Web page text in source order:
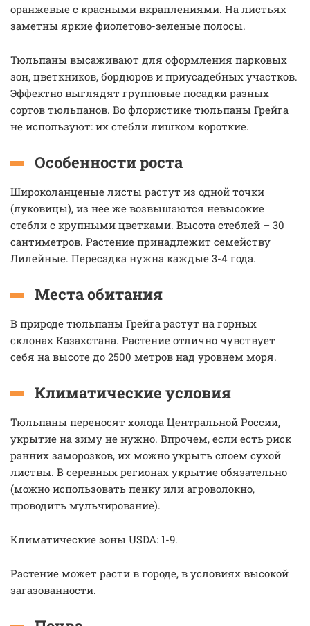
оранжевые с красными вкраплениями. На листьях
заметны яркие фиолетово-зеленые полосы.
Тюльпаны высаживают для оформления парковых
зон, цветкников, бордюров и приусадебных участков.
Эффектно выглядят групповые посадки разных
сортов тюльпанов. Во флористике тюльпаны Грейга
не используют: их стебли лишком короткие.
Особенности роста
Широколанценые листы растут из одной точки
(луковицы), из нее же возвышаются невысокие
стебли с крупными цветками. Высота стеблей – 30
сантиметров. Растение принадлежит семейству
Лилейные. Пересадка нужна каждые 3-4 года.
Места обитания
В природе тюльпаны Грейга растут на горных
склонах Казахстана. Растение отлично чувствует
себя на высоте до 2500 метров над уровнем моря.
Климатические условия
Тюльпаны переносят холода Центральной России,
укрытие на зиму не нужно. Впрочем, если есть риск
ранних заморозков, их можно укрыть слоем сухой
листвы. В серевных регионах укрытие обязательно
(можно использовать пенку или агроволокно,
проводить мульчирование).
Климатические зоны USDA: 1-9.
Растение может расти в городе, в условиях высокой
загазованности.